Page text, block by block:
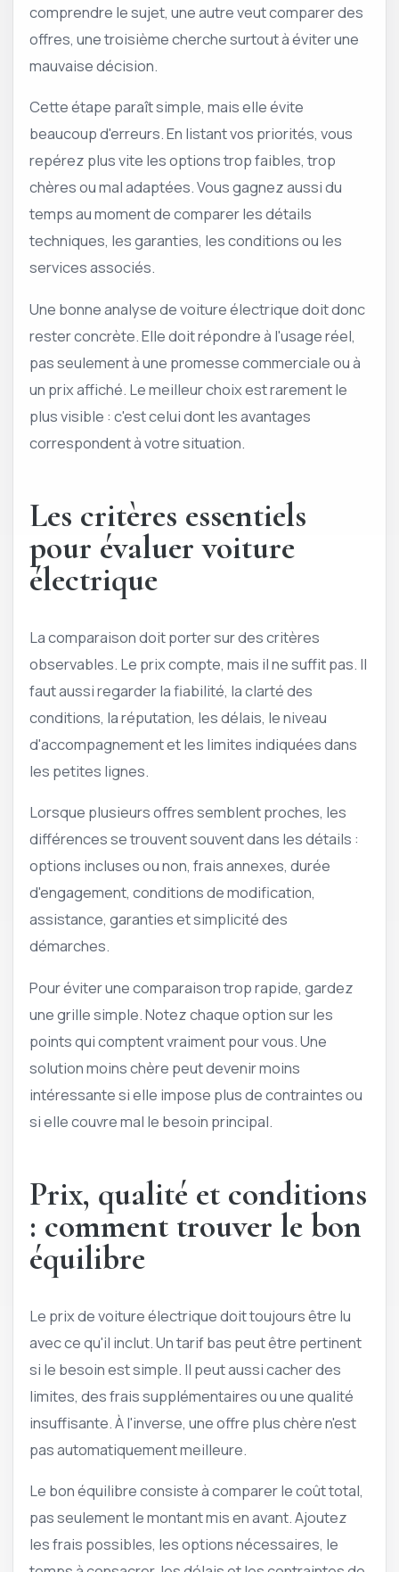
comprendre le sujet, une autre veut comparer des
offres, une troisième cherche surtout à éviter une
mauvaise décision.
Cette étape paraît simple, mais elle évite
beaucoup d'erreurs. En listant vos priorités, vous
repérez plus vite les options trop faibles, trop
chères ou mal adaptées. Vous gagnez aussi du
temps au moment de comparer les détails
techniques, les garanties, les conditions ou les
services associés.
Une bonne analyse de voiture électrique doit donc
rester concrète. Elle doit répondre à l'usage réel,
pas seulement à une promesse commerciale ou à
un prix affiché. Le meilleur choix est rarement le
plus visible : c'est celui dont les avantages
correspondent à votre situation.
Les critères essentiels
pour évaluer voiture
électrique
La comparaison doit porter sur des critères
observables. Le prix compte, mais il ne suffit pas. Il
faut aussi regarder la fiabilité, la clarté des
conditions, la réputation, les délais, le niveau
d'accompagnement et les limites indiquées dans
les petites lignes.
Lorsque plusieurs offres semblent proches, les
différences se trouvent souvent dans les détails :
options incluses ou non, frais annexes, durée
d'engagement, conditions de modification,
assistance, garanties et simplicité des
démarches.
Pour éviter une comparaison trop rapide, gardez
une grille simple. Notez chaque option sur les
points qui comptent vraiment pour vous. Une
solution moins chère peut devenir moins
intéressante si elle impose plus de contraintes ou
si elle couvre mal le besoin principal.
Prix, qualité et conditions
: comment trouver le bon
équilibre
Le prix de voiture électrique doit toujours être lu
avec ce qu'il inclut. Un tarif bas peut être pertinent
si le besoin est simple. Il peut aussi cacher des
limites, des frais supplémentaires ou une qualité
insuffisante. À l'inverse, une offre plus chère n'est
pas automatiquement meilleure.
Le bon équilibre consiste à comparer le coût total,
pas seulement le montant mis en avant. Ajoutez
les frais possibles, les options nécessaires, le